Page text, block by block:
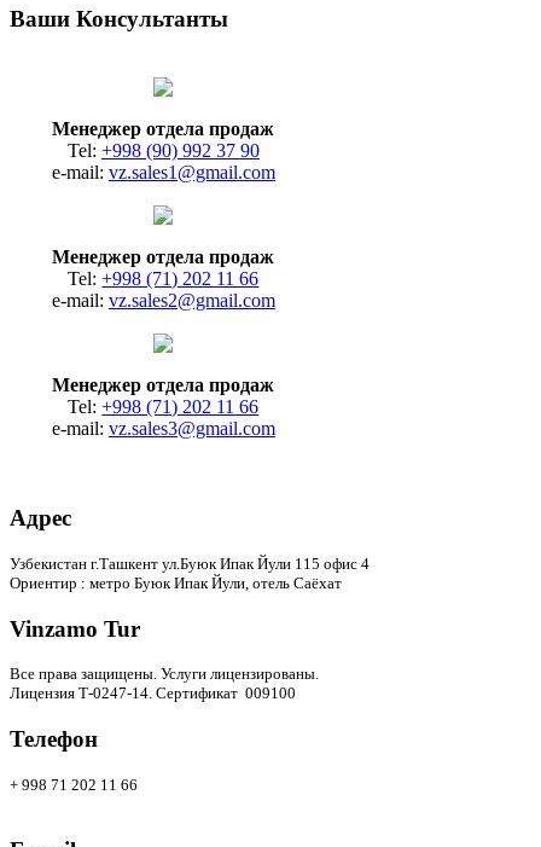
Ваши Консультанты
Менеджер отдела продаж
Tel: +998 (90) 992 37 90
e-mail: vz.sales1@gmail.com
Менеджер отдела продаж
Tel:+998 (71) 202 11 66
e-mail: vz.sales2@gmail.com
Менеджер отдела продаж
Tel:+998 (71) 202 11 66
e-mail: vz.sales3@gmail.com
Адрес
Узбекистан г.Ташкент ул.Буюк Ипак Йули 115 офис 4
Ориентир : метро Буюк Ипак Йули, отель Саёхат
Vinzamo Tur
Все права защищены. Услуги лицензированы.
Лицензия Т-0247-14. Сертификат 009100
Телефон
+ 998 71 202 11 66